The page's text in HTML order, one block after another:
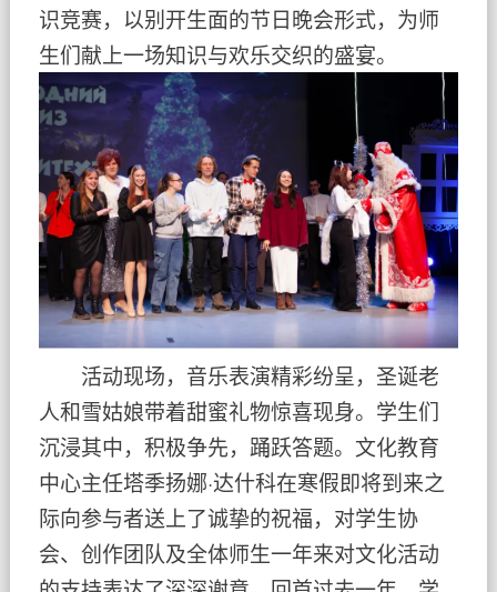
识竞赛，以别开生面的节日晚会形式，为师
生们献上一场知识与欢乐交织的盛宴。
活动现场，音乐表演精彩纷呈，圣诞老
人和雪姑娘带着甜蜜礼物惊喜现身。学生们
沉浸其中，积极争先，踊跃答题。文化教育
中心主任塔季扬娜·达什科在寒假即将到来之
际向参与者送上了诚挚的祝福，对学生协
会、创作团队及全体师生一年来对文化活动